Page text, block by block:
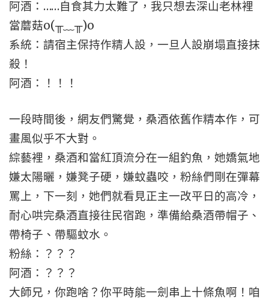
阿酒：……自食其力太難了，我只想去深山老林裡
當蘑菇o(╥﹏╥)o
系統：請宿主保持作精人設，一旦人設崩塌直接抹
殺！
阿酒：！！！
一段時間後，網友們驚覺，桑酒依舊作精本作，可
畫風似乎不大對。
綜藝裡，桑酒和當紅頂流分在一組釣魚，她嬌氣地
嫌太陽曬，嫌凳子硬，嫌蚊蟲咬，粉絲們剛在彈幕
罵上，下一刻，她們就看見正主一改平日的高冷，
耐心哄完桑酒直接往民宿跑，準備給桑酒帶帽子、
帶椅子、帶驅蚊水。
粉絲：？？？
阿酒：？？？
大師兄，你跑啥？你平時能一劍串上十條魚啊！咱